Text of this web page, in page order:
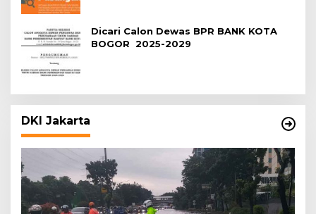
Dicari Calon Dewas BPR BANK KOTA
BOGOR 2025-2029
DKI Jakarta